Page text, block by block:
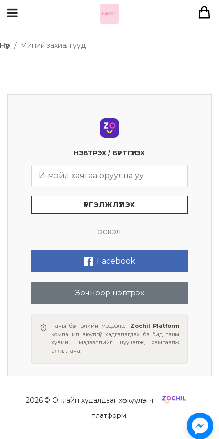
Нүүр Миний захиалгууд
НЭВТРЭХ / БҮРТГҮҮЛЭХ
ҮРГЭЛЖЛҮҮЛЭХ
эсвэл
Facebook
Зочноор нэвтрэх
Таны бүртгэлийн мэдээлэл Zochil Platform
компанид аюулгүй хадгалагдах ба бид таны
хувийн мэдээллийг нууцалж, хамгаалж
ажиллана.
2026 © Онлайн худалдааг хөгжүүлэгч
платформ.